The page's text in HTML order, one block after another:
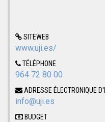
SITEWEB
www.uji.es/
TÉLÉPHONE
964 72 80 00
ADRESSE ÉLECTRONIQUE
info@uji.es
BUDGET